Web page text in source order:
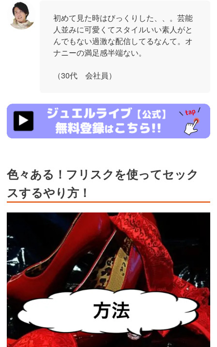
初めて見た時はびっくりした、、。芸能
人並みに可愛くてスタイルいい素人がと
んでもない過激な配信してるなんて。オ
ナニーの満足感半端ない。
（30代 会社員）
https://www.j-
live.tv/LiveChat/acs.php?
si=jwchatt&pid=MLA5661_0004&pa=lp40.php
色々ある！フリスクを使ってセック
スするやり方！